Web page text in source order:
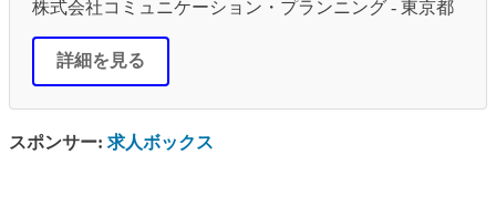
株式会社コミュニケーション・プランニング - 東京都
詳細を見る
スポンサー: 求人ボックス